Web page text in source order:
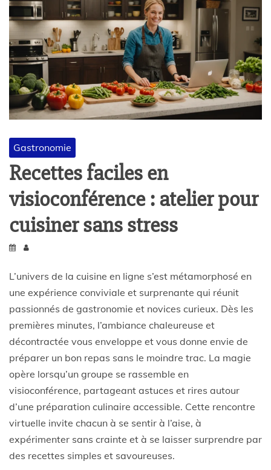
Gastronomie
Recettes faciles en
visioconférence : atelier pour
cuisiner sans stress
L’univers de la cuisine en ligne s’est métamorphosé en
une expérience conviviale et surprenante qui réunit
passionnés de gastronomie et novices curieux. Dès les
premières minutes, l’ambiance chaleureuse et
décontractée vous enveloppe et vous donne envie de
préparer un bon repas sans le moindre trac. La magie
opère lorsqu’un groupe se rassemble en
visioconférence, partageant astuces et rires autour
d’une préparation culinaire accessible. Cette rencontre
virtuelle invite chacun à se sentir à l’aise, à
expérimenter sans crainte et à se laisser surprendre par
des recettes simples et savoureuses.